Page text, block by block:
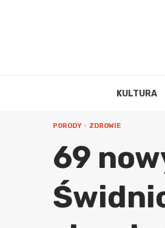
KULTURA
PORODY ZDROWIE
69